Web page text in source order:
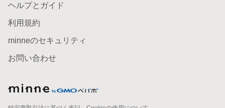
ヘルプとガイド
利用規約
minneのセキュリティ
お問い合わせ